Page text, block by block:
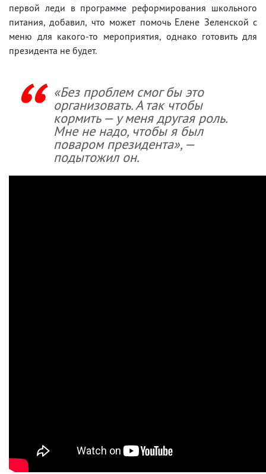
первой леди в программе реформирования школьного
питания, добавил, что может помочь Елене Зеленской с
меню для какого-то мероприятия, однако готовить для
президента не будет.
«Без проблем смог бы это
организовать. А так чтобы
кормить — у меня другая роль.
Мне не надо, чтобы я был
поваром президента», —
подытожил он.